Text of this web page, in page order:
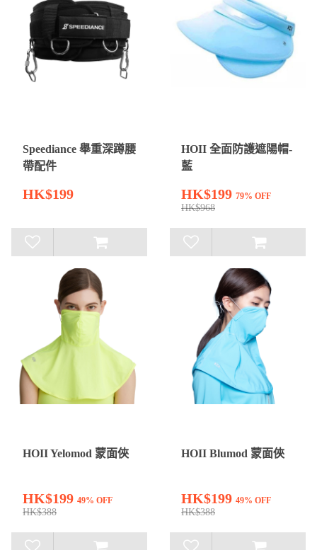
Speediance 舉重深蹲腰
帶配件
HK$199
HOII 全面防護遮陽帽-
藍
HK$199 79% OFF
HK$968
HOII Yelomod 蒙面俠
HK$199 49% OFF
HK$388
HOII Blumod 蒙面俠
HK$199 49% OFF
HK$388